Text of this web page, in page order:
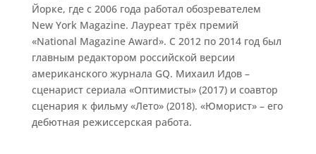
Йорке, где с 2006 года работал обозревателем
New York Magazine. Лауреат трёх премий
«National Magazine Award». С 2012 по 2014 год был
главным редактором российской версии
американского журнала GQ. Михаил Идов –
сценарист сериала «Оптимисты» (2017) и соавтор
сценария к фильму «Лето» (2018). «Юморист» – его
дебютная режиссерская работа.